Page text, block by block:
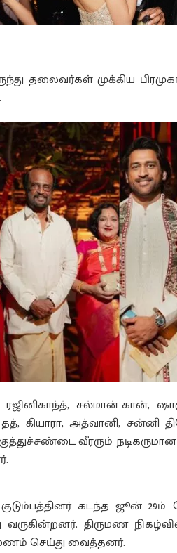
தலைவர்கள் முக்கிய
சல்மான் கான்,
தத், கியாரா, அத்வானி,
குத்துச்சண்டை வீரரும்
கடந்த ஜூன் 29ம்
திருமண
செய்து வைத்தனர்.